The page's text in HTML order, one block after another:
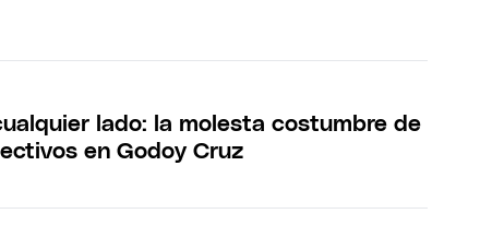
lado: la molesta costumbre de
en Godoy Cruz